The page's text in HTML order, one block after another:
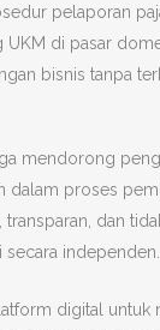
pelaporan
di pasar
bisnis tanpa
mendorong
dalam proses
dan
secara independen.
digital